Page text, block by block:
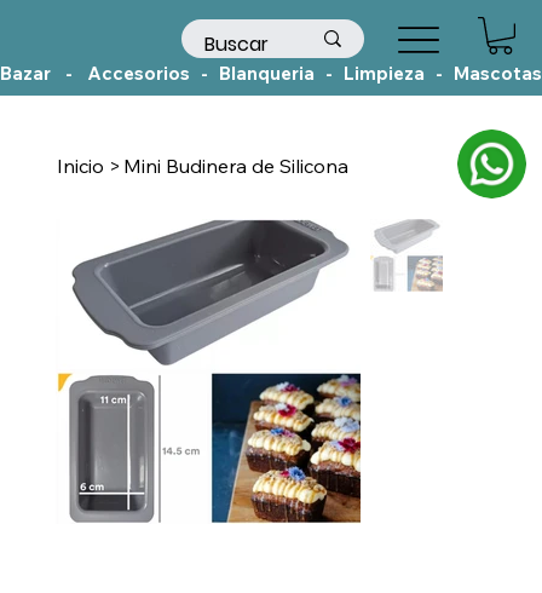
Bazar    -    Accesorios   -   Blanqueria   -   Limpieza   -
Inicio > Mini Budinera de Silicona